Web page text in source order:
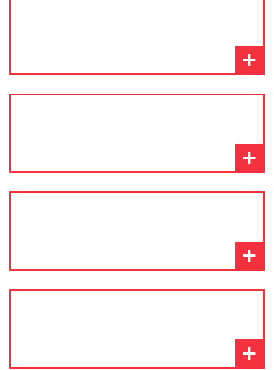
+
+
+
+